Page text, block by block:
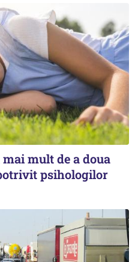
mult de a doua
psihologilor